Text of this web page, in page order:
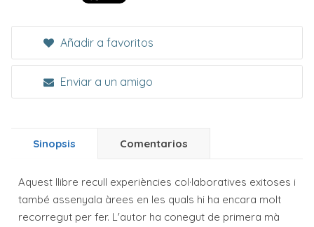
Añadir a favoritos
Enviar a un amigo
Sinopsis Comentarios
Aquest llibre recull experiències col·laboratives exitoses i
també assenyala àrees en les quals hi ha encara molt
recorregut per fer. L'autor ha conegut de primera mà